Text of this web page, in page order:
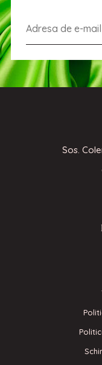
Sos.